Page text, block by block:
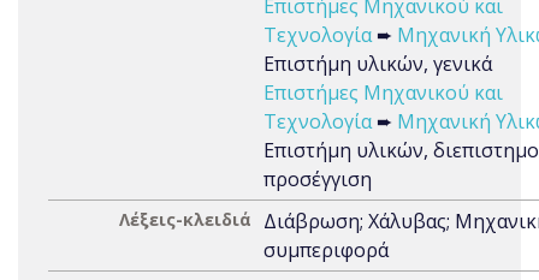
Επιστήμες Μηχανικού και
Τεχνολογία➨ Μηχανική
Επιστήμη υλικών, γενικά
Επιστήμες Μηχανικού και
Τεχνολογία➨ Μηχανική
Επιστήμη υλικών,
προσέγγιση
Λέξεις-κλειδιά
Διάβρωση; Χάλυβας;
συμπεριφορά